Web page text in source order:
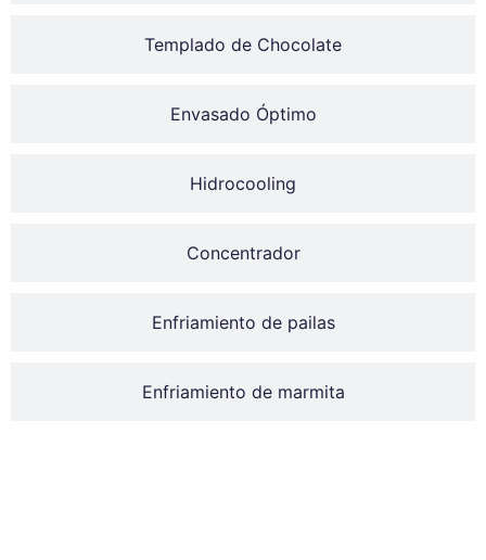
Templado de Chocolate
Envasado Óptimo
Hidrocooling
Concentrador
Enfriamiento de pailas
Enfriamiento de marmita